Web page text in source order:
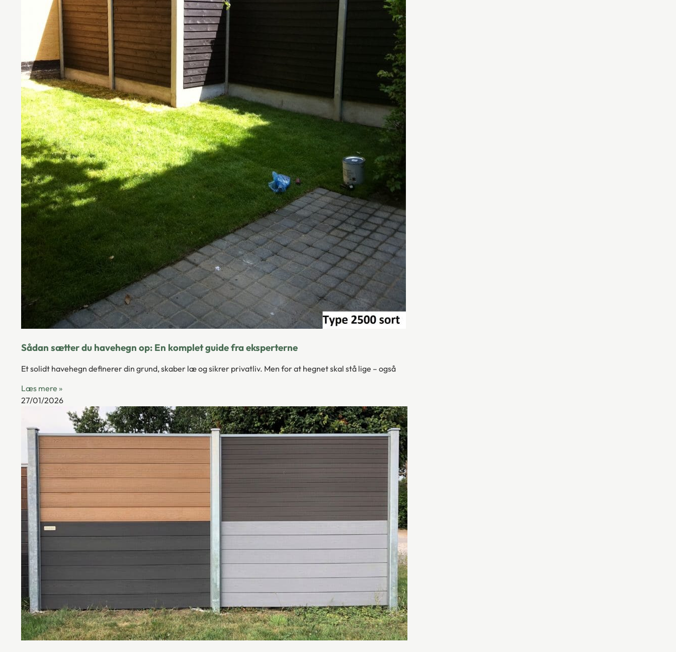
Sådan sætter du havehegn op: En komplet guide fra eksperterne
Et solidt havehegn definerer din grund, skaber læ og sikrer privatliv. Men for at hegnet skal stå lige – også
Læs mere »
27/01/2026